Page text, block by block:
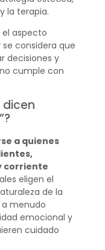
la terapia.
aspecto
considera que
decisiones y
cumple con
dicen
a quienes
corriente
eligen el
de la
menudo
emocional y
cuidado